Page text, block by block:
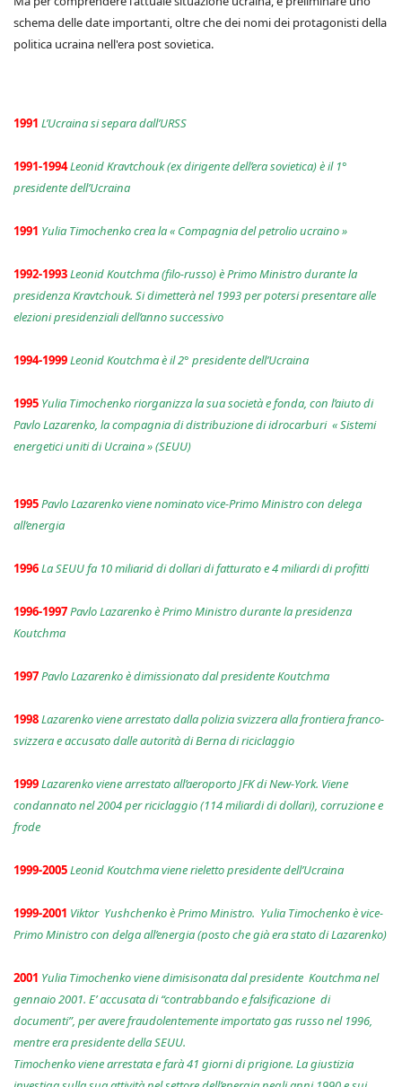
schema delle date importanti, oltre che dei nomi dei protagonisti della
politica ucraina nell'era post sovietica.
1991 L’Ucraina si separa dall’URSS
1991-1994Leonid Kravtchouk (ex dirigente dell’era sovietica) è il 1°
presidente dell’Ucraina
1991 Yulia Timochenko crea la « Compagnia del petrolio ucraino »
1992-1993Leonid Koutchma (filo-russo) è Primo Ministro durante la
presidenza Kravtchouk. Si dimetterà nel 1993 per potersi presentare alle
elezioni presidenziali dell’anno successivo
1994-1999Leonid Koutchma è il 2° presidente dell’Ucraina
1995 Yulia Timochenko riorganizza la sua società e fonda, con l’aiuto di
Pavlo Lazarenko, la compagnia di distribuzione di idrocarburi « Sistemi
energetici uniti di Ucraina » (SEUU)
1995Pavlo Lazarenko viene nominato vice-Primo Ministro con delega
all’energia
1996La SEUU fa 10 miliarid di dollari di fatturato e 4 miliardi di profitti
1996-1997Pavlo Lazarenko è Primo Ministro durante la presidenza
Koutchma
1997Pavlo Lazarenko è dimissionato dal presidente Koutchma
1998Lazarenko viene arrestato dalla polizia svizzera alla frontiera franco-
svizzera e accusato dalle autorità di Berna di riciclaggio
1999Lazarenko viene arrestato all’aeroporto JFK di New-York. Viene
condannato nel 2004 per riciclaggio (114 miliardi di dollari), corruzione e
frode
1999-2005Leonid Koutchma viene rieletto presidente dell’Ucraina
1999-2001 Viktor Yushchenko è Primo Ministro. Yulia Timochenko è vice-
Primo Ministro con delga all’energia (posto che già era stato di Lazarenko)
2001 Yulia Timochenko viene dimisisonata dal presidente Koutchma nel
gennaio 2001. E’ accusata di “contrabbando e falsificazione di
documenti”, per avere fraudolentemente importato gas russo nel 1996,
mentre era presidente della SEUU.
Timochenko viene arrestata e farà 41 giorni di prigione. La giustizia